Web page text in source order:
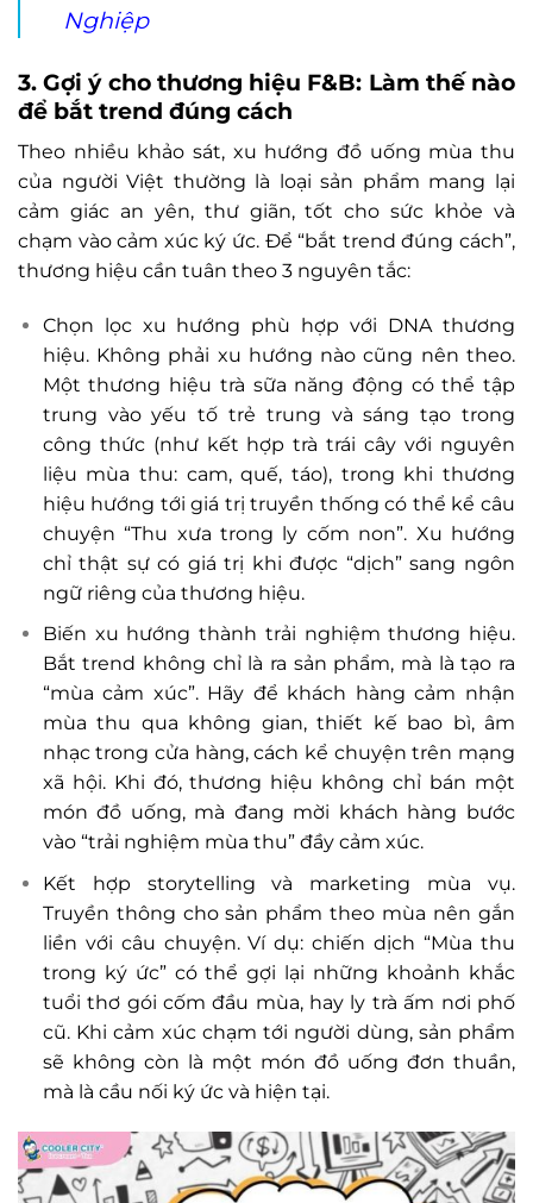
Nghiệp
3. Gợi ý cho thương hiệu F&B: Làm thế nào
để bắt trend đúng cách
Theo nhiều khảo sát, xu hướng đồ uống mùa thu
của người Việt thường là loại sản phẩm mang lại
cảm giác an yên, thư giãn, tốt cho sức khỏe và
chạm vào cảm xúc ký ức. Để “bắt trend đúng cách”,
thương hiệu cần tuân theo 3 nguyên tắc:
Chọn lọc xu hướng phù hợp với DNA thương
hiệu. Không phải xu hướng nào cũng nên theo.
Một thương hiệu trà sữa năng động có thể tập
trung vào yếu tố trẻ trung và sáng tạo trong
công thức (như kết hợp trà trái cây với nguyên
liệu mùa thu: cam, quế, táo), trong khi thương
hiệu hướng tới giá trị truyền thống có thể kể câu
chuyện “Thu xưa trong ly cốm non”. Xu hướng
chỉ thật sự có giá trị khi được “dịch” sang ngôn
ngữ riêng của thương hiệu.
Biến xu hướng thành trải nghiệm thương hiệu.
Bắt trend không chỉ là ra sản phẩm, mà là tạo ra
“mùa cảm xúc”. Hãy để khách hàng cảm nhận
mùa thu qua không gian, thiết kế bao bì, âm
nhạc trong cửa hàng, cách kể chuyện trên mạng
xã hội. Khi đó, thương hiệu không chỉ bán một
món đồ uống, mà đang mời khách hàng bước
vào “trải nghiệm mùa thu” đầy cảm xúc.
Kết hợp storytelling và marketing mùa vụ.
Truyền thông cho sản phẩm theo mùa nên gắn
liền với câu chuyện. Ví dụ: chiến dịch “Mùa thu
trong ký ức” có thể gợi lại những khoảnh khắc
tuổi thơ gói cốm đầu mùa, hay ly trà ấm nơi phố
cũ. Khi cảm xúc chạm tới người dùng, sản phẩm
sẽ không còn là một món đồ uống đơn thuần,
mà là cầu nối ký ức và hiện tại.